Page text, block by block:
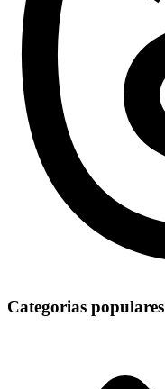
Categorias populares